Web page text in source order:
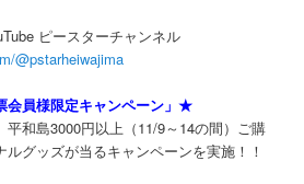
ピースターチャンネル
@pstarheiwajima
会員様限定キャンペーン」★
平和島3000円以上（11/9～14の間）ご購
ルグッズが当るキャンペーンを実施！！